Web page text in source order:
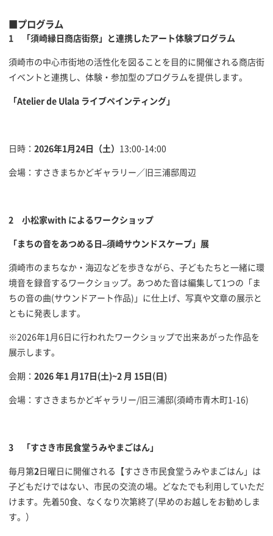
■プログラム
1 「須崎縁日商店街祭」と連携したアート体験プログラム
須崎市の中心市街地の活性化を図ることを目的に開催される商店街
イベントと連携し、体験・参加型のプログラムを提供します。
「Atelier de Ulala ライブペインティング」
日時： 2026年1月24日（土） 13:00-14:00
会場：すさきまちかどギャラリー／旧三浦邸周辺
2 小松家with によるワークショップ
「まちの音をあつめる日 ̶ 須崎サウンドスケープ」展
須崎市のまちなか・海辺などを歩きながら、子どもたちと一緒に環
境音を録音するワークショップ。あつめた音は編集して1つの「ま
ちの音の曲(サウンドアート作品)」に仕上げ、写真や文章の展示と
ともに発表します。
※2026年1月6日に行われたワークショップで出来あがった作品を
展示します。
会期： 2026 年1 月17日(土)~2 月 15日(日)
会場：すさきまちかどギャラリー/旧三浦邸(須崎市青木町1-16)
3 「すさき市民食堂うみやまごはん」
毎月第2 日曜日に開催される【すさき市民食堂うみやまごはん」は
子どもだけではない、市民の交流の場。どなたでも利用していただ
けます。先着50食、なくなり次第終了(早めのお越しをお勧めしま
す。）